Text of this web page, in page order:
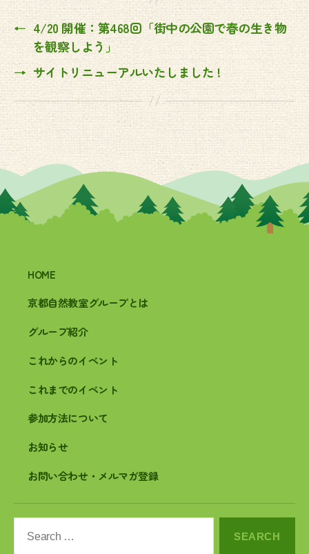
← 4/20 開催：第468回「街中の公園で春の生き物
を観察しよう」
→ サイトリニューアルいたしました !
HOME
京都自然教室グループとは
グループ紹介
これからのイベント
これまでのイベント
参加方法について
お知らせ
お問い合わせ・メルマガ登録